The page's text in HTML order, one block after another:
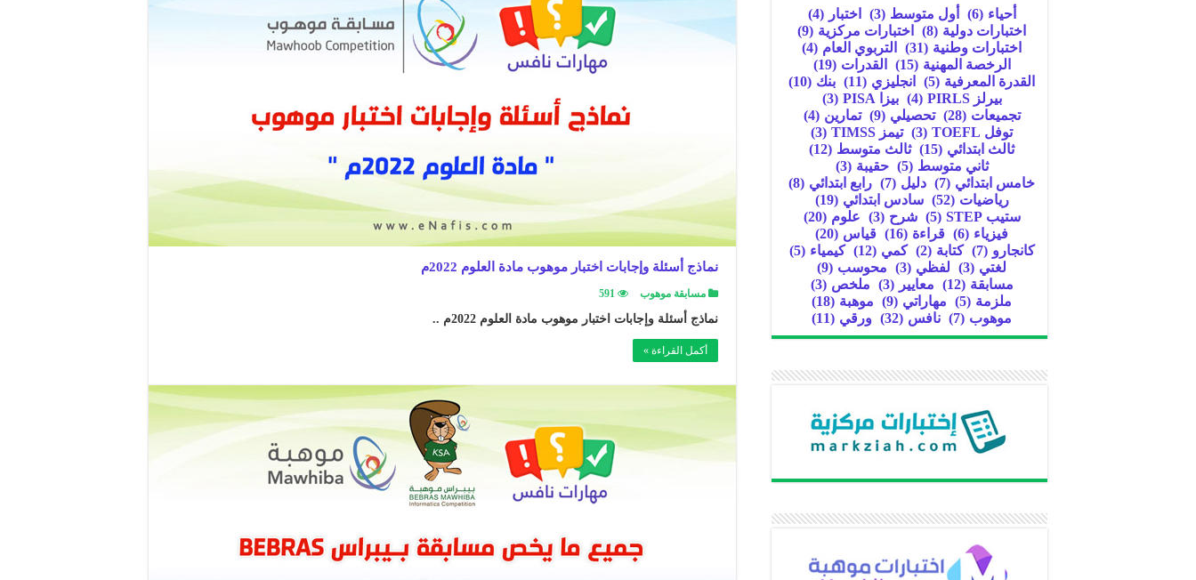
نماذج أسئلة وإجابات اختبار موهوب مادة العلوم 2022م
مسابقة موهوب 591
نماذج أسئلة وإجابات اختبار موهوب مادة العلوم 2022م ..
أكمل القراءة »
أحياء (6) أول متوسط (3) اختبار
(4)
اختبارات دولية (8) اختبارات مركزية (9)
اختبارات وطنية (31) التربوي العام (4)
الرخصة المهنية (15) القدرات (19)
القدرة المعرفية (5) انجليزي (11) بنك (10)
بيرلز PIRLS
(4) بيزا PISA
(3)
تجميعات (28) تحصيلي (9) تمارين (4)
توفل TOEFL
(3) تيمز TIMSS
(3)
ثالث ابتدائي (15) ثالث متوسط (12)
ثاني متوسط (5) حقيبة (3)
خامس ابتدائي (7) دليل (7) رابع ابتدائي (8)
رياضيات (52) سادس ابتدائي (19)
ستيب STEP
(5) شرح (3) علوم (20)
فيزياء (6) قراءة (16) قياس (20)
كانجارو (7) كتابة (2) كمي (12) كيمياء (5)
لغتي (3) لفظي (3) محوسب (9)
مسابقة (12) معايير (3) ملخص (3)
ملزمة (5) مهاراتي (9) موهبة (18)
موهوب (7) نافس (32) ورقي (11)